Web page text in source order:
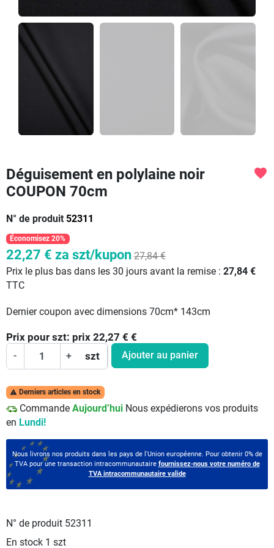
Déguisement en polylaine noir
COUPON 70cm
N° de produit 52311
favorite
Économisez 20%
22,27 € za szt/kupon 27,84 €
Prix le plus bas dans les 30 jours avant la remise : 27,84 €
TTC
Dernier coupon avec dimensions 70cm* 143cm
Prix pour szt: prix 22,27 € €
- + szt Ajouter au panier
 Derniers articles en stock
Commande Aujourd’hui Nous expédierons vos produits
en Lundi!
Nous livrons nos produits dans les pays de l'Union européenne. Pour obtenir 0% de
TVA pour une transaction intracommunautaire fournissez-nous votre numéro de
TVA intracommunautaire valide
N° de produit 52311
En stock 1 szt